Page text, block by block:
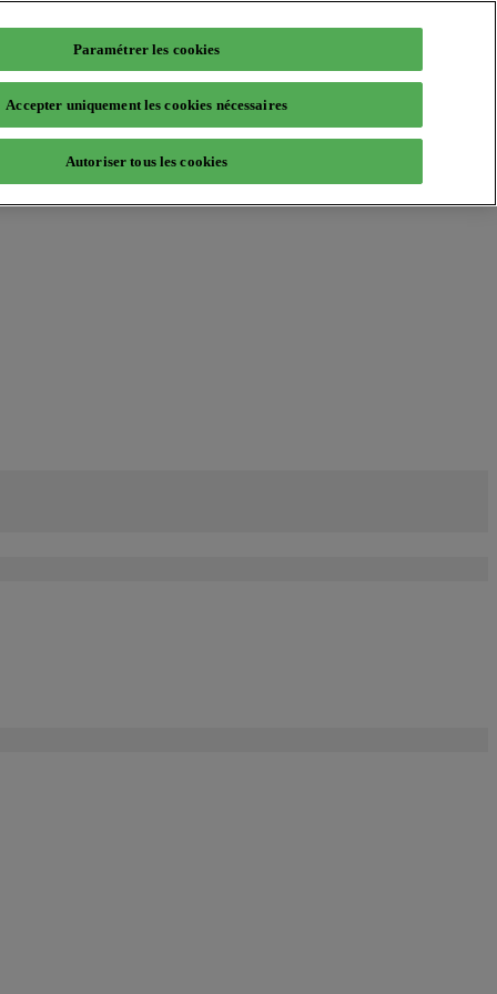
Paramétrer les cookies
Accepter uniquement les cookies nécessaires
Autoriser tous les cookies